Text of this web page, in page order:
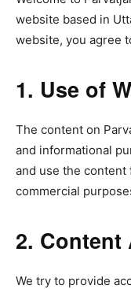
website based in
website, you agree
1. Use of
The content on
and informational
and use the
commercial
2. Content
We try to provide